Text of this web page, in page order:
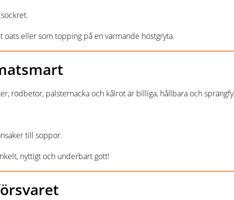
eller som topping på en värmande höstgryta.
rödbetor, palsternacka och kålrot är billiga, hållbara och
till soppor.
nyttigt och underbart gott!